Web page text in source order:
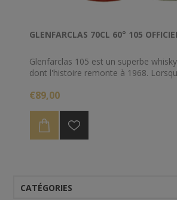
GLENFARCLAS 70CL 60° 105
Glenfarclas 105 est un superbe
dont l'histoire remonte à 1968.
devenue la première distillerie à sortir
renommé à 105, en référence à sa
dans British Proof, qui équivaut
ABV.
€89,00
CATÉGORIES